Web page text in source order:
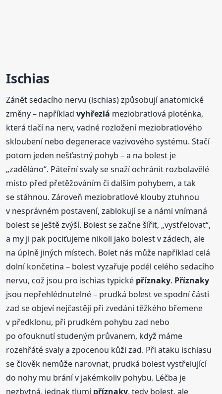
Ischias
Zánět sedacího nervu (ischias) způsobují anatomické
změny – napříkladvyhřezlá meziobratlová ploténka,
která tlačí na nerv, vadné rozložení meziobratlového
skloubení nebo degenerace vazivového systému. Stačí
potom jeden nešťastný pohyb – a na bolest je
„zaděláno“. Páteřní svaly se snaží ochránit rozbolavělé
místo před přetěžováním či dalším pohybem, a tak
se stáhnou. Zároveň meziobratlové klouby ztuhnou
v nesprávném postavení, zablokují se a námi vnímaná
bolest se ještě zvýší. Bolest se začne šířit, „vystřelovat“,
a my ji pak pociťujeme nikoli jako bolest v zádech, ale
na úplně jiných místech. Bolet nás může například celá
dolní končetina – bolest vyzařuje podél celého sedacího
nervu, což jsou pro ischias typické příznaky. Příznaky
jsou nepřehlédnutelné – prudká bolest ve spodní části
zad se objeví nejčastěji při zvedání těžkého břemene
v předklonu, při prudkém pohybu zad nebo
po ofouknutí studeným průvanem, když máme
rozehřáté svaly a zpocenou kůži zad. Při ataku ischiasu
se člověk nemůže narovnat, prudká bolest vystřelující
do nohy mu brání v jakémkoliv pohybu. Léčba je
nezbytná, jednak tlumípříznaky, tedy bolest, ale